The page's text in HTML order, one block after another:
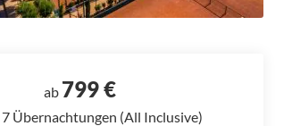
ab 799 €
7 Übernachtungen (All Inclusive)